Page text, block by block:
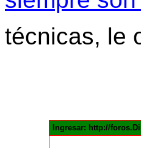
técnicas, le
Ingresar: http://